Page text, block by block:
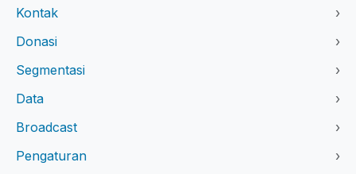
Kontak
›
Donasi
›
Segmentasi
›
Data
›
Broadcast
›
Pengaturan
›